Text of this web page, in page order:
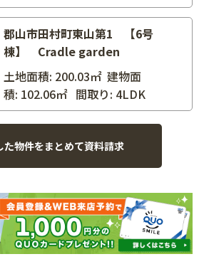
郡山市田村町東山第1 【6号
棟】 Cradle garden
土地面積: 200.03㎡建物面
積: 102.06㎡ 間取り: 4LDK